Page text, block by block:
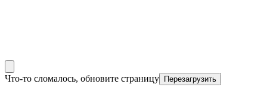
Что-то сломалось, обновите страницу Перезагрузить